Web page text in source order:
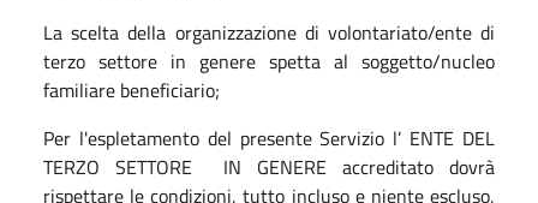
La scelta della organizzazione di volontariato/ente di
terzo settore in genere spetta al soggetto/nucleo
familiare beneficiario;
Per l'espletamento del presente Servizio l’ ENTE DEL
TERZO SETTORE IN GENERE accreditato dovrà
rispettare le condizioni, tutto incluso e niente escluso,